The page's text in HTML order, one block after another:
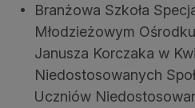
Branżowa Szkoła
Młodzieżowym
Janusza Korczaka w
Niedostosowanych
Uczniów